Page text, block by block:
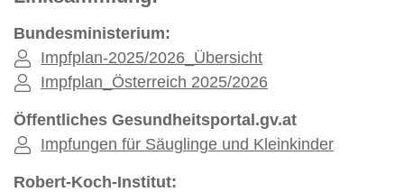
Bundesministerium:
Impfplan-2025/2026_Übersicht
Impfplan_Österreich 2025/2026
Öffentliches Gesundheitsportal.gv.at
Impfungen für Säuglinge und Kleinkinder
Robert-Koch-Institut: